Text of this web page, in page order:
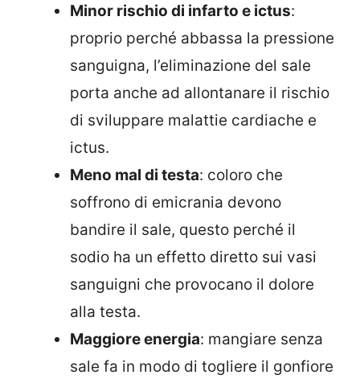
Minor rischio di infarto e ictus:
proprio perché abbassa la pressione
sanguigna, l’eliminazione del sale
porta anche ad allontanare il rischio
di sviluppare malattie cardiache e
ictus.
Meno mal di testa: coloro che
soffrono di emicrania devono
bandire il sale, questo perché il
sodio ha un effetto diretto sui vasi
sanguigni che provocano il dolore
alla testa.
Maggiore energia: mangiare senza
sale fa in modo di togliere il gonfiore